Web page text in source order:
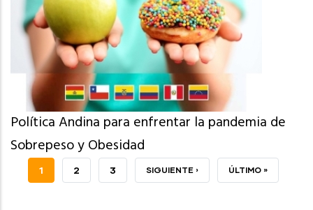
Política Andina para enfrentar la pandemia de
Sobrepeso y Obesidad
PÁGINA
1 PAGE
2 PAGE
3 SIGUIENTE
SIGUIENTE › ÚLTIMA
ÚLTIMO »